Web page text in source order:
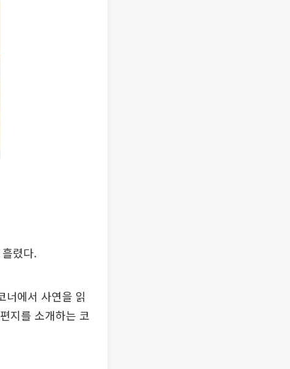
렸다.
너에서 사연을 읽
지를 소개하는 코